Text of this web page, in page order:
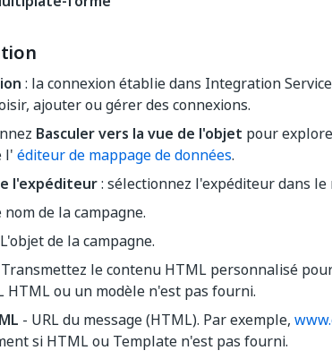
: la connexion établie dans Integration
ajouter ou gérer des connexions.
Basculer vers la vue de l'objet pour
l' éditeur de mappage de données.
l'expéditeur: sélectionnez l'expéditeur dans
nom de la campagne.
de la campagne.
le contenu HTML personnalisé
HTML ou un modèle n'est pas fourni.
- URL du message (HTML). Par exemple,
si HTML ou Template n'est pas fourni.